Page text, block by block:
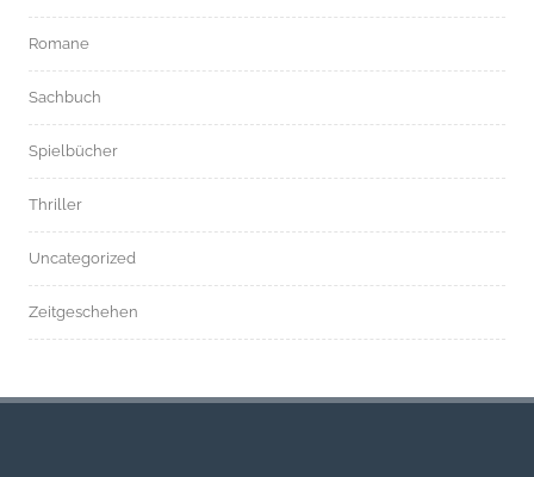
Romane
Sachbuch
Spielbücher
Thriller
Uncategorized
Zeitgeschehen